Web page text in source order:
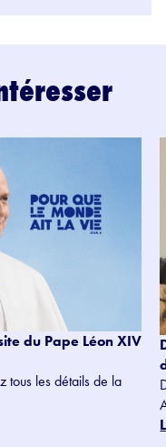
du Pape Léon XIV
tous les détails de la